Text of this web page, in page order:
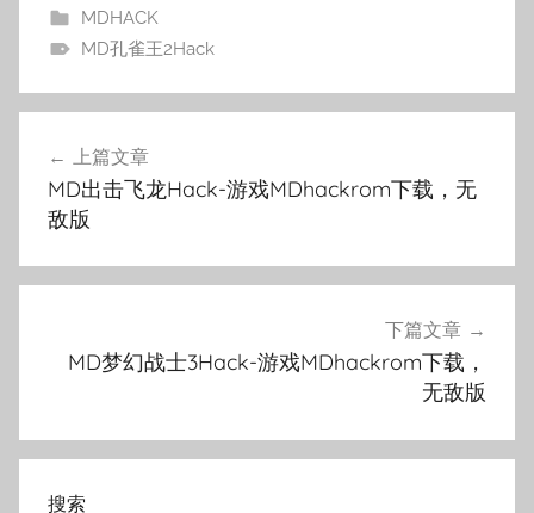
MDHACK
MD孔雀王2Hack
导
航
上篇文章
MD出击飞龙Hack-游戏MDhackrom下载，无
敌版
下篇文章
MD梦幻战士3Hack-游戏MDhackrom下载，
无敌版
搜索